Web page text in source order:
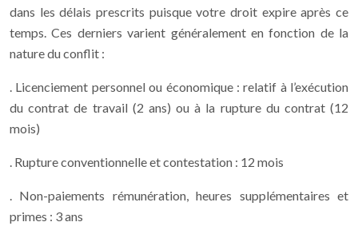
dans les délais prescrits puisque votre droit expire après ce
temps. Ces derniers varient généralement en fonction de la
nature du conflit :
. Licenciement personnel ou économique : relatif à l’exécution
du contrat de travail (2 ans) ou à la rupture du contrat (12
mois)
. Rupture conventionnelle et contestation : 12 mois
. Non-paiements rémunération, heures supplémentaires et
primes : 3 ans